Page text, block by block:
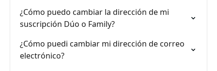
¿Cómo puedo cambiar la dirección de mi
suscripción Dúo o Family?
¿Cómo puedi cambiar mi dirección de correo
electrónico?